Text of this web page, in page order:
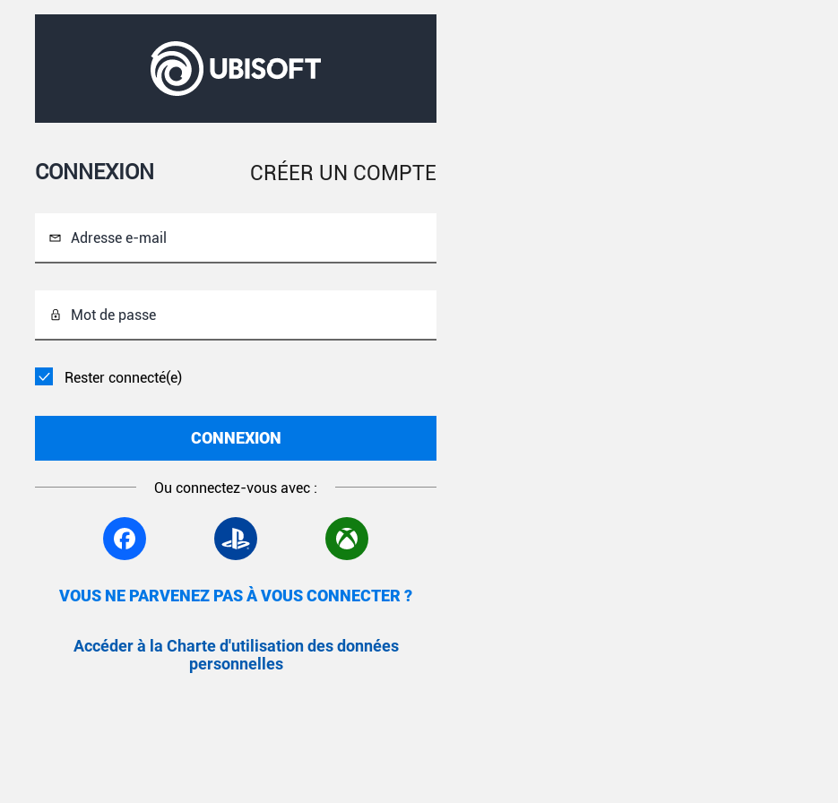
CONNEXION CRÉER UN COMPTE
Adresse e-mail
Mot de passe
Rester connecté(e)
CONNEXION
Ou connectez-vous avec :
VOUS NE PARVENEZ PAS À VOUS CONNECTER ?
Accéder à la Charte d'utilisation des données
personnelles